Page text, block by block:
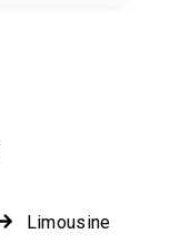
Limousine